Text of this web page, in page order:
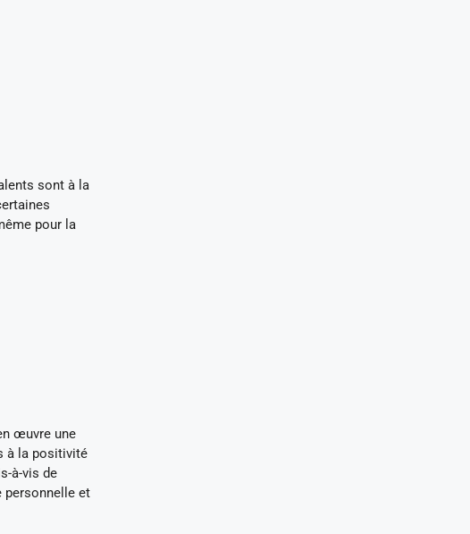
sont à la
pour la
œuvre une
à la positivité
à-vis de
personnelle et